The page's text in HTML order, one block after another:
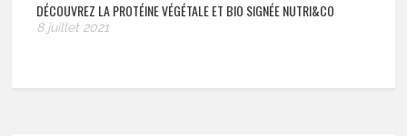
DÉCOUVREZ LA PROTÉINE VÉGÉTALE ET BIO SIGNÉE NUTRI&CO
8 juillet 2021